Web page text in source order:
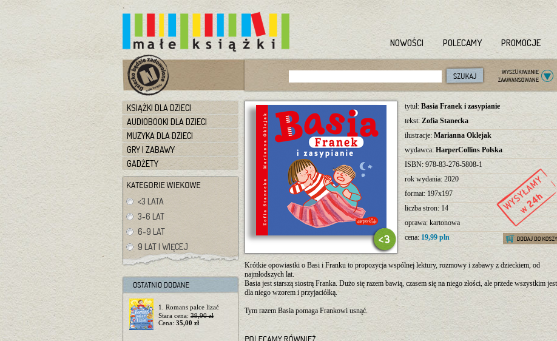
NOWOŚCI POLECAMY PROMOCJE
KSIĄŻKI DLA DZIECI
AUDIOBOOKI DLA DZIECI
MUZYKA DLA DZIECI
GRY I ZABAWY
GADŻETY
<3 LATA
3-6 LAT
6-9 LAT
9 LAT I WIĘCEJ
1. Romans palce lizać
Stara cena: 39,90 zł
Cena: 35,00 zł
tytuł: Basia Franek i zasypianie
tekst: Zofia Stanecka
ilustracje: Marianna Oklejak
wydawca: HarperCollins Polska
ISBN: 978-83-276-5808-1
rok wydania: 2020
format: 197x197
liczba stron: 14
oprawa: kartonowa
cena: 19,99 pln
Krótkie opowiastki o Basi i Franku to propozycja wspólnej lektury, rozmowy i zabawy z dzieckiem, od
najmłodszych lat.
Basia jest starszą siostrą Franka. Dużo się razem bawią, czasem się na niego złości, ale przede wszystkim jest
dla niego wzorem i przyjaciółką.
Tym razem Basia pomaga Frankowi usnąć.